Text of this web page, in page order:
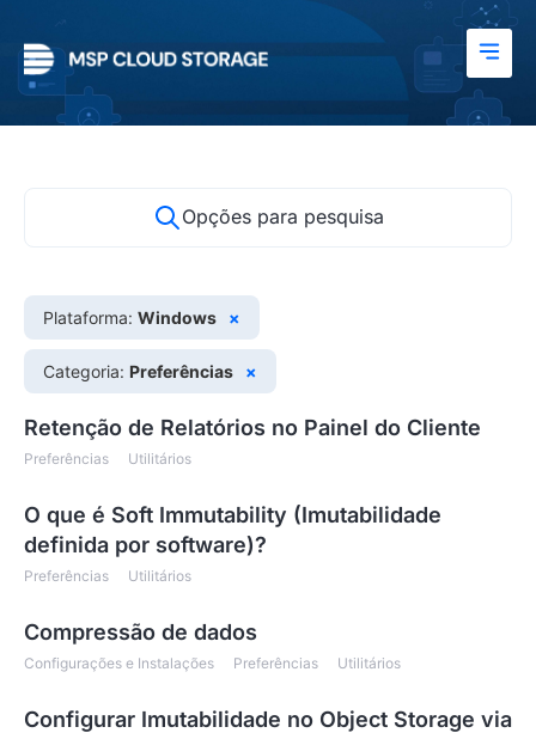
Opções para pesquisa
Plataforma: Windows ×
Categoria: Preferências ×
Retenção de Relatórios no Painel do Cliente
Preferências Utilitários
O que é Soft Immutability (Imutabilidade
definida por software)?
Preferências Utilitários
Compressão de dados
Configurações e Instalações Preferências Utilitários
Configurar Imutabilidade no Object Storage via